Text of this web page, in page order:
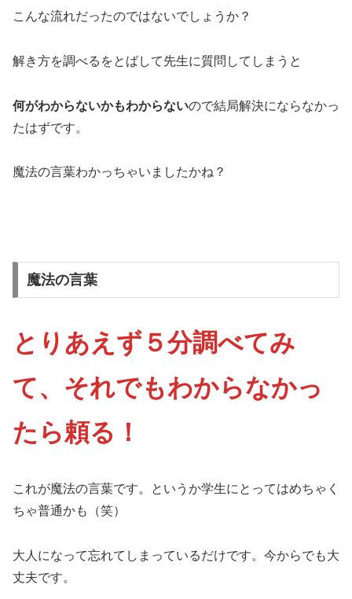
こんな流れだったのではないでしょうか？
解き方を調べるをとばして先生に質問してしまうと
何がわからないかもわからないので結局解決にならなかっ
たはずです。
魔法の言葉わかっちゃいましたかね？
魔法の言葉
とりあえず５分調べてみ
て、それでもわからなかっ
たら頼る！
これが魔法の言葉です。というか学生にとってはめちゃく
ちゃ普通かも（笑）
大人になって忘れてしまっているだけです。今からでも大
丈夫です。